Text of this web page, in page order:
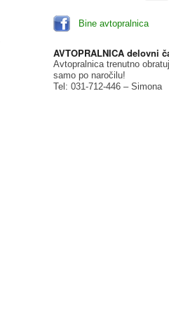
Bine avtopralnica
AVTOPRALNICA delovni
Avtopralnica trenutno
samo po naročilu!
Tel: 031-712-446 – Simona